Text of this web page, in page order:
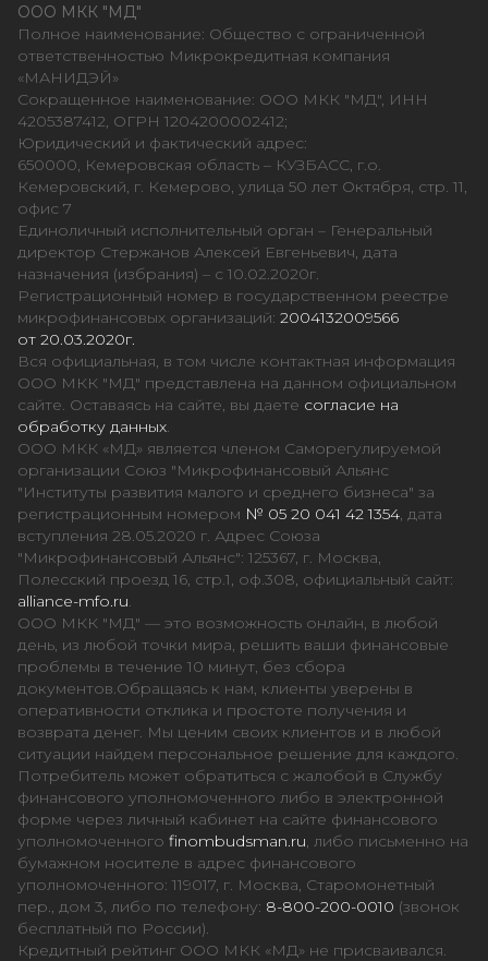
ООО МКК "МД"
Полное наименование: Общество с ограниченной
ответственностью Микрокредитная компания
«МАНИДЭЙ»
Сокращенное наименование: ООО МКК "МД", ИНН
4205387412, ОГРН 1204200002412;
Юридический и фактический адрес:
650000, Кемеровская область – КУЗБАСС, г.о.
Кемеровский, г. Кемерово, улица 50 лет Октября, стр. 11,
офис 7
Единоличный исполнительный орган – Генеральный
директор Стержанов Алексей Евгеньевич, дата
назначения (избрания) – с 10.02.2020г.
Регистрационный номер в государственном реестре
микрофинансовых организаций: 2004132009566
от 20.03.2020г.
Вся официальная, в том числе контактная информация
ООО МКК "МД" представлена на данном официальном
сайте. Оставаясь на сайте, вы даете согласие на
обработку данных.
ООО МКК «МД» является членом Саморегулируемой
организации Союз "Микрофинансовый Альянс
"Институты развития малого и среднего бизнеса" за
регистрационным номером № 05 20 041 42 1354, дата
вступления 28.05.2020 г. Адрес Союза
"Микрофинансовый Альянс": 125367, г. Москва,
Полесский проезд 16, стр.1, оф.308, официальный сайт:
alliance-mfo.ru.
ООО МКК "МД" — это возможность онлайн, в любой
день, из любой точки мира, решить ваши финансовые
проблемы в течение 10 минут, без сбора
документов.Обращаясь к нам, клиенты уверены в
оперативности отклика и простоте получения и
возврата денег. Мы ценим своих клиентов и в любой
ситуации найдем персональное решение для каждого.
Потребитель может обратиться с жалобой в Службу
финансового уполномоченного либо в электронной
форме через личный кабинет на сайте финансового
уполномоченного finombudsman.ru, либо письменно на
бумажном носителе в адрес финансового
уполномоченного: 119017, г. Москва, Старомонетный
пер., дом 3, либо по телефону: 8-800-200-0010 (звонок
бесплатный по России).
Кредитный рейтинг ООО МКК «МД» не присваивался.